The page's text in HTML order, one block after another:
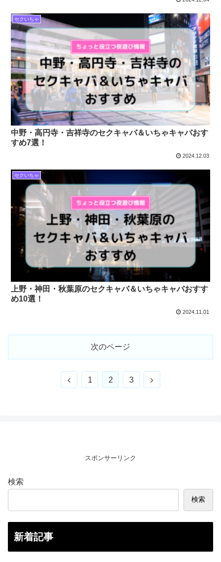
セクいちゃ
中野・高円寺・吉祥寺のセクキャバ＆いちゃキャバおす
すめ7選！
2024.12.03
セクいちゃ
上野・神田・秋葉原のセクキャバ＆いちゃキャバおすす
め10選！
2024.11.01
次のページ
前
1 2 3
次
スポンサーリンク
検索
検索
新着記事